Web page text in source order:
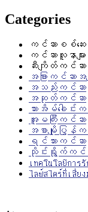
Categories
ကင်ဆာစစ်ဆေး
ကင်ဆာလူနာမျ
ဆီးကျိတ်ကင်ဆာ
အခြားကင်ဆာအမျို
အသည်းကင်ဆာ
အဆုတ်ကင်ဆာ
သားအိမ်ခေါင်း
အူမကြီးကင်ဆာ
အစာမျိုပြွန်
ရင်သားကင်ဆာ
သိုင်းရွိုက်ကင်
เทคโนโลยีการรั
ไลฟ์สไตร์ที่เสี่ยง